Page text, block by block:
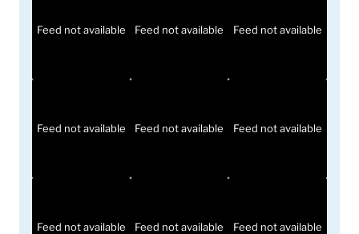
Feed not available Feed not available Feed not available
Feed not available Feed not available Feed not available
Feed not available Feed not available Feed not available